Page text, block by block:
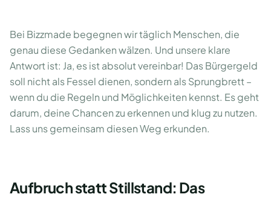
Bei Bizzmade begegnen wir täglich Menschen, die
genau diese Gedanken wälzen. Und unsere klare
Antwort ist: Ja, es ist absolut vereinbar! Das Bürgergeld
soll nicht als Fessel dienen, sondern als Sprungbrett –
wenn du die Regeln und Möglichkeiten kennst. Es geht
darum, deine Chancen zu erkennen und klug zu nutzen.
Lass uns gemeinsam diesen Weg erkunden.
Aufbruch statt Stillstand: Das